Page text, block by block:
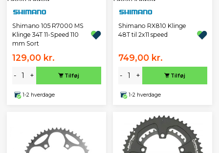
Shimano 105 R7000 MS
Klinge 34T 11-Speed 110
mm Sort
129,00 kr.
- + Tilføj
1-2 hverdage
Shimano RX810 Klinge
48T til 2x11 speed
749,00 kr.
- + Tilføj
1-2 hverdage